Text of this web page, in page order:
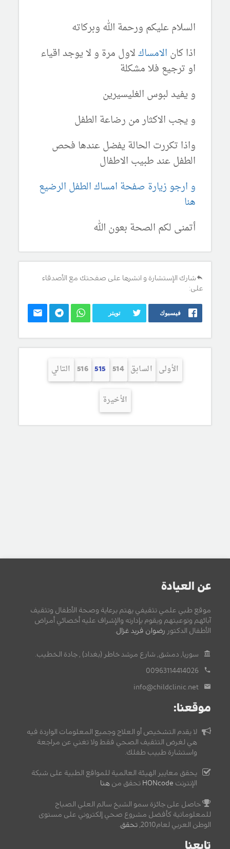
السلام عليكم ورحمة الله وبركاته
اذا كان الامساكلاول مرة و لا يوجد اقياء
او ترجيع فلا مشكلة
و يفيد لبوس الغليسيرين
و يجب الاكثار من رضاعة الطفل
واذا تكررت الحالة يفضل عندها فحص
الطفل عند طبيب الاطفال
و ارجو زيارة صفحة امساك الطفل الرضيع
هنا
أتمنى لكم الصحة بعون الله
شارك الإستشارة و انشرها على صفحتك مع الأصدقاء
على:
فيسبوك تويتر
الأولى السابق 514
515
516 التالي
الأخيرة
عن العيادة
موقع طبي علمي تثقيفي يهتم برعاية وصحة الأطفال وتثقيف
آبائهم وتوعيتهم ويقوم بإدارته والإشراف عليه أخصائي أمراض
الأطفال الدكتور رضوان فريد غزال
سوريا, دمشق, شارع مرشد خاطر (بغداد) , جادة الخطيب.
00963114414026
info@childclinic.net
موقعنا:
لا يقدم التشخيص أو العلاج وجميع المعلومات الواردة فيه
هي لغرض التثقيف الصحي فقط ولا تغني عن مراجعة
واستشارة طبيب طفلك.
يحقق معايير الهيئة العالمية للمواقع الطبية على شبكة
الإنترنت HONcode تحقق من هنا
حاصل على جائزة سمو الشيخ سالم العلي الصباح
للمعلوماتية كأفضل مشروع صحي إلكتروني على مستوى
الوطن العربي لعام2010,
تحقق
تابعنا